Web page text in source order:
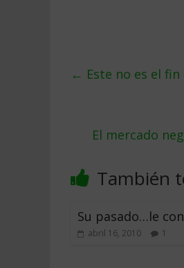
← Este no es el
El mercado
También
Su pasado…le
abril 16, 2010 1